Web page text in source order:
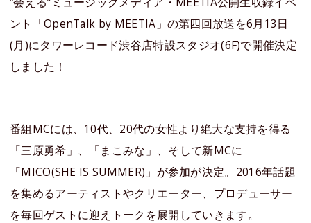
ント「OpenTalk by MEETIA」の第四回放送を6月13日
(月)にタワーレコード渋谷店特設スタジオ(6F)で開催決定
しました！
番組MCには、10代、20代の女性より絶大な支持を得る
「三原勇希」、「まこみな」、そして新MCに
「MICO(SHE IS SUMMER)」が参加が決定。2016年話題
を集めるアーティストやクリエーター、プロデューサー
を毎回ゲストに迎えトークを展開していきます。